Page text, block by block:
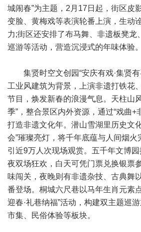
城闹春”为主题，2月17日起，街区皮
变脸、黄梅戏等表演轮番上演，生动
力;街区还安排了布马舞、非遗板凳龙
巡游等活动，营造沉浸式的年味体验。
集贤时空文创园“安庆有戏·集贤有
工业风建筑为背景，上演非遗打铁花
节目，焕发新春的浪漫气息。天柱山
季”，整合景区内外资源，通过“戏曲+
打造非遗文化年。潜山雪湖里历史文
会”璀璨亮灯，将千年底蕴与人间烟火
引近9万人次现场观赏。五千年文博园
夜双场狂欢，白天可凭门票兑换银票
味闯关，夜晚则有非遗杂技、古典舞
番登场。桐城六尺巷以马年生肖元素
迎春·礼巷纳福”活动，构建双主题巡
市集、民俗体验等板块。